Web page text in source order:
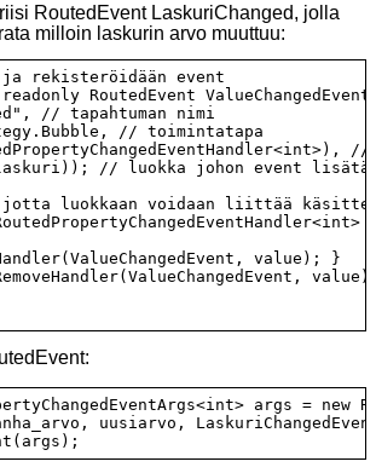
RoutedEvent LaskuriChanged, jolla
milloin laskurin arvo muuttuu:
rekisteröidään event
RoutedEvent ValueChangedEvent
// tapahtuman nimi
// toimintatapa
// luokka johon event
luokkaan voidaan liittää
value); }
args = new
uusiarvo,